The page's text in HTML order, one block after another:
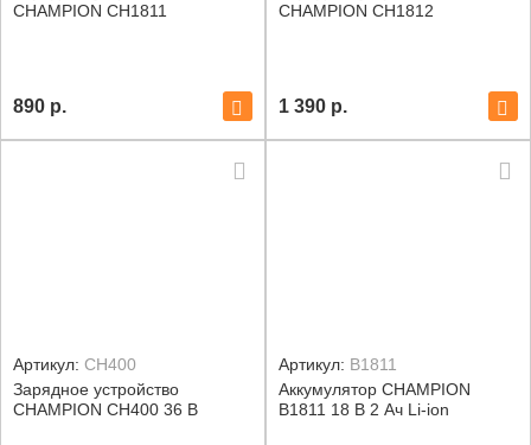
CHAMPION CH1811
890 р.
CHAMPION CH1812
1 390 р.
Артикул: CH400
Зарядное устройство
CHAMPION CH400 36 В
Артикул: B1811
Аккумулятор CHAMPION
B1811 18 В 2 Ач Li-ion